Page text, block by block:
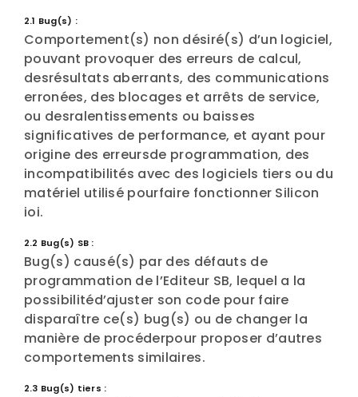
2.1 Bug(s) :
Comportement(s) non désiré(s) d’un logiciel,
pouvant provoquer des erreurs de calcul,
desrésultats aberrants, des communications
erronées, des blocages et arrêts de service,
ou desralentissements ou baisses
significatives de performance, et ayant pour
origine des erreursde programmation, des
incompatibilités avec des logiciels tiers ou du
matériel utilisé pourfaire fonctionner Silicon
ioi.
2.2 Bug(s) SB :
Bug(s) causé(s) par des défauts de
programmation de l’Editeur SB, lequel a la
possibilitéd’ajuster son code pour faire
disparaître ce(s) bug(s) ou de changer la
manière de procéderpour proposer d’autres
comportements similaires.
2.3 Bug(s) tiers :